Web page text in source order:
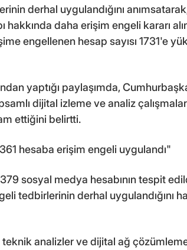
derhal uygulandığını
daha erişim engeli kararı
engellenen hesap sayısı 1731'e
yaptığı paylaşımda,
dijital izleme ve analiz
ettiğini belirtti.
hesaba erişim engeli uygulandı"
sosyal medya hesabının tespit
tedbirlerinin derhal uygulandığını
teknik analizler ve dijital ağ